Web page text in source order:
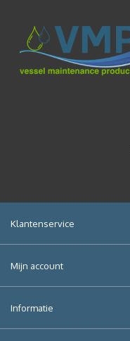
Klantenservice
Mijn account
Informatie